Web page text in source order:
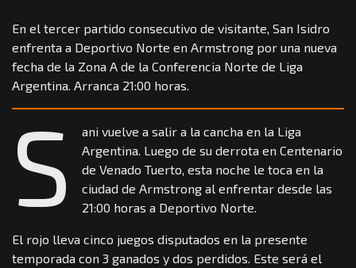
En el tercer partido consecutivo de visitante, San Isidro
enfrenta a Deportivo Norte en Armstrong por una nueva
fecha de la Zona A de la Conferencia Norte de Liga
Argentina. Arranca 21:00 horas.
S
ani vuelve a salir a la cancha en la Liga
Argentina. Luego de su derrota en Centenario
de Venado Tuerto, esta noche le toca en la
ciudad de Armstrong al enfrentar desde las
21:00 horas a Deportivo Norte.
El rojo lleva cinco juegos disputados en la presente
temporada con 3 ganados y dos perdidos. Este será el